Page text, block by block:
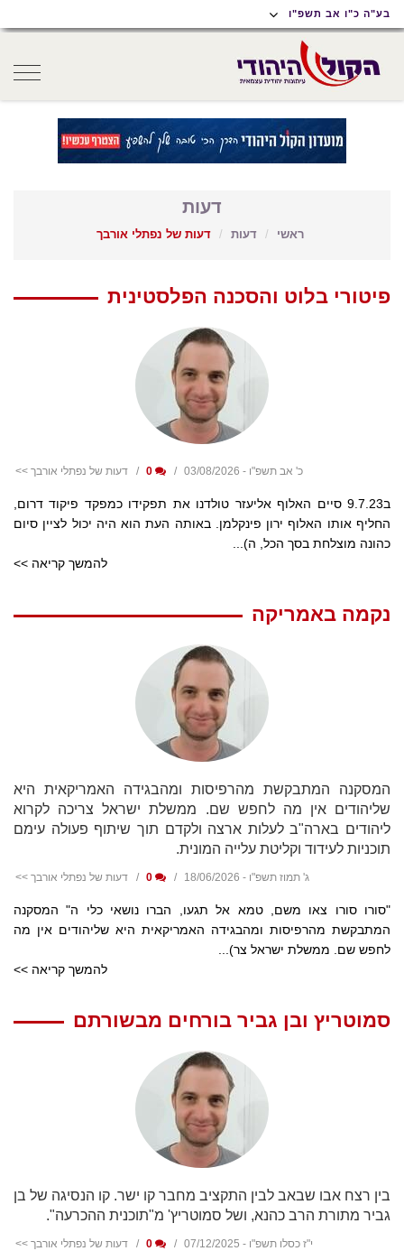
תפריט
נגישות
תפריט
ראשי
תוכן
ראשי
בע"ה כ"ו אב תשפ"ו
דעות
ראשי דעות דעות של נפתלי אורבך
פיטורי בלוט והסכנה הפלסטינית
כ' אב תשפ"ו - 03/08/2026 דעות של נפתלי אורבך >>
ב9.7.23 סיים האלוף אליעזר טולדנו את תפקידו כמפקד פיקוד דרום,
החליף אותו האלוף ירון פינקלמן. באותה העת הוא היה יכול לציין סיום
כהונה מוצלחת בסך הכל, ה)...
להמשך קריאה >>
נקמה באמריקה
המסקנה המתבקשת מהרפיסות ומהבגידה האמריקאית היא
שליהודים אין מה לחפש שם. ממשלת ישראל צריכה לקרוא
ליהודים בארה"ב לעלות ארצה ולקדם תוך שיתוף פעולה עימם
תוכניות לעידוד וקליטת עלייה המונית.
ג' תמוז תשפ"ו - 18/06/2026 דעות של נפתלי אורבך >>
"סורו סורו צאו משם, טמא אל תגעו, הברו נושאי כלי ה" המסקנה
המתבקשת מהרפיסות ומהבגידה האמריקאית היא שליהודים אין מה
לחפש שם. ממשלת ישראל צר)...
להמשך קריאה >>
סמוטריץ ובן גביר בורחים מבשורתם
בין רצח אבו שבאב לבין התקציב מחבר קו ישר. קו הנסיגה של בן
גביר מתורת הרב כהנא, ושל סמוטריץ' מ"תוכנית ההכרעה".
י"ז כסלו תשפ"ו - 07/12/2025 דעות של נפתלי אורבך >>